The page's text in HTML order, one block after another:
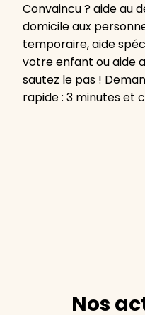
Convaincu ? aide au
domicile aux
temporaire, aide
votre enfant ou aide
sautez le pas !
rapide : 3 minutes et
Nos